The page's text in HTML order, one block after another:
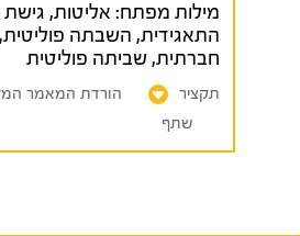
מילות מפתח: אליטות,
התאגידית, השבתה פוליטית,
חברתית,שביתה פוליטית
תקציר
הורדת המאמר
שתף